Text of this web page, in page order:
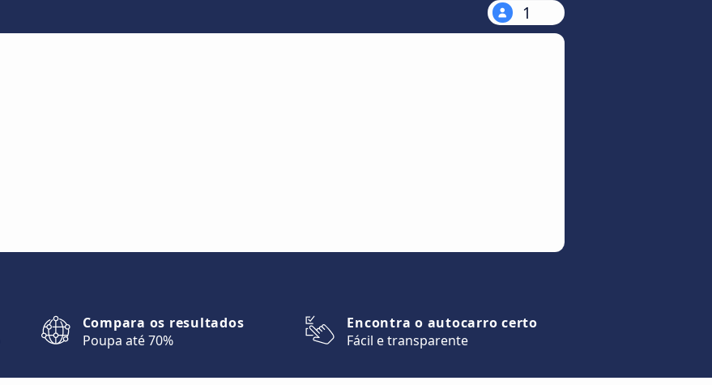
1
Compara os resultados
Poupa até 70%
Encontra o autocarro certo
Fácil e transparente